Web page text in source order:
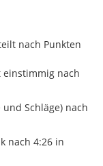
nach Punkten
einstimmig nach
und Schläge) nach
nach 4:26 in